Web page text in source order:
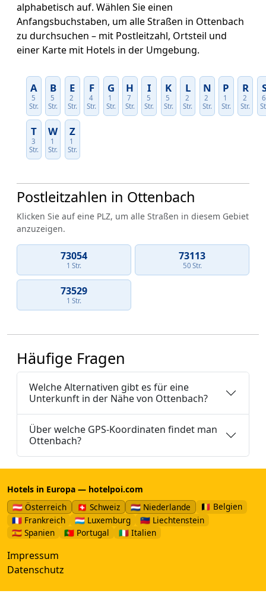
alphabetisch auf. Wählen Sie einen
Anfangsbuchstaben, um alle Straßen in Ottenbach
zu durchsuchen – mit Postleitzahl, Ortsteil und
einer Karte mit Hotels in der Umgebung.
A
5
Str.
B
5
Str.
E
2
Str.
F
4
Str.
G
1
Str.
H
7
Str.
I
5
Str.
K
5
Str.
L
2
Str.
N
2
Str.
P
1
Str.
R
2
Str.
T
3
Str.
W
1
Str.
Z
1
Str.
Postleitzahlen in Ottenbach
Klicken Sie auf eine PLZ, um alle Straßen in diesem Gebiet
anzuzeigen.
73054
1 Str.
73113
50 Str.
73529
1 Str.
Häufige Fragen
Welche Alternativen gibt es für eine
Unterkunft in der Nähe von Ottenbach?
Über welche GPS-Koordinaten findet man
Ottenbach?
Hotels in Europa — hotelpoi.com
🇦🇹 Österreich
🇨🇭 Schweiz 🇳🇱 Niederlande
🇧🇪 Belgien
🇫🇷 Frankreich
🇱🇺 Luxemburg
🇱🇮 Liechtenstein
🇪🇸 Spanien
🇵🇹 Portugal 🇮🇹 Italien
Impressum
Datenschutz